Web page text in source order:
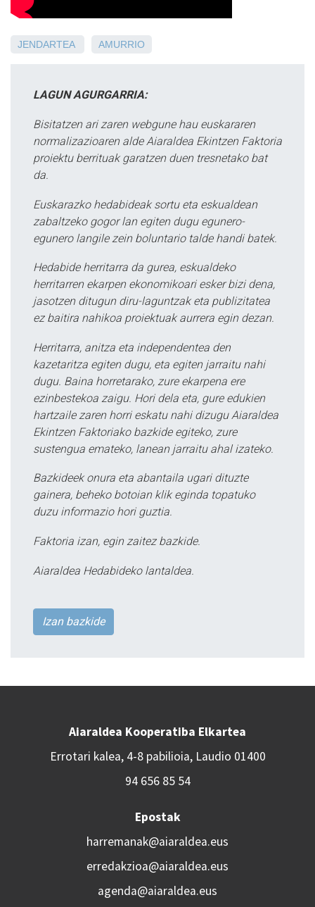
JENDARTEA AMURRIO
LAGUN AGURGARRIA:
Bisitatzen ari zaren webgune hau euskararen
normalizazioaren alde Aiaraldea Ekintzen Faktoria
proiektu berrituak garatzen duen tresnetako bat
da.
Euskarazko hedabideak sortu eta eskualdean
zabaltzeko gogor lan egiten dugu egunero-
egunero langile zein boluntario talde handi batek.
Hedabide herritarra da gurea, eskualdeko
herritarren ekarpen ekonomikoari esker bizi dena,
jasotzen ditugun diru-laguntzak eta publizitatea
ez baitira nahikoa proiektuak aurrera egin dezan.
Herritarra, anitza eta independentea den
kazetaritza egiten dugu, eta egiten jarraitu nahi
dugu. Baina horretarako, zure ekarpena ere
ezinbestekoa zaigu. Hori dela eta, gure edukien
hartzaile zaren horri eskatu nahi dizugu Aiaraldea
Ekintzen Faktoriako bazkide egiteko, zure
sustengua emateko, lanean jarraitu ahal izateko.
Bazkideek onura eta abantaila ugari dituzte
gainera, beheko botoian klik eginda topatuko
duzu informazio hori guztia.
Faktoria izan, egin zaitez bazkide.
Aiaraldea Hedabideko lantaldea.
Izan bazkide
Aiaraldea Kooperatiba Elkartea
Errotari kalea, 4-8 pabilioia, Laudio 01400
94 656 85 54
Epostak
harremanak@aiaraldea.eus
erredakzioa@aiaraldea.eus
agenda@aiaraldea.eus